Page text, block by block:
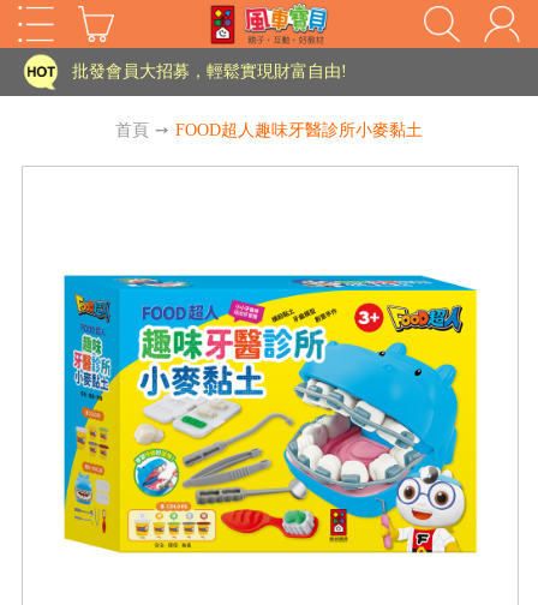
HOT
家長樂了!「風車書版集團暨FOOD超人企業總部」目前正興建中!
批發會員大招募，輕鬆實現財富自由!
老師您好!!幼教會員火熱招募中~
批發會員大招募，輕鬆實現財富自由!
老師您好!!幼教會員火熱招募中~
海外購物免煩惱！點我查看『海外購物流程說明』
首頁 ➙ FOOD超人趣味牙醫診所小麥黏土